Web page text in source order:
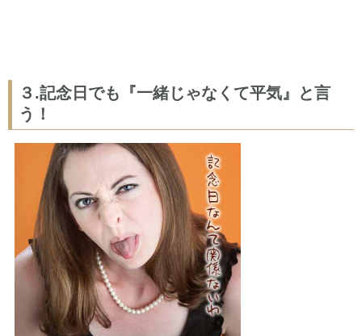
３.記念日でも『一緒じゃなくて平気』と言
う！